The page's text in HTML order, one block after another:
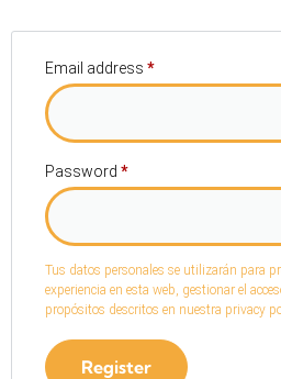
Email address *
Password *
Tus datos personales se utilizarán para
experiencia en esta web, gestionar el
propósitos descritos en nuestra privacy
Register